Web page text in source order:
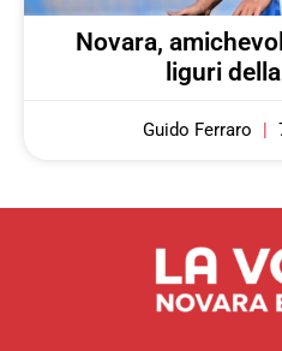
Novara,
liguri
Guido Ferraro